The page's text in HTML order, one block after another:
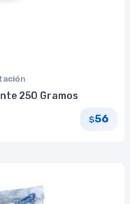
250 Gramos
$56